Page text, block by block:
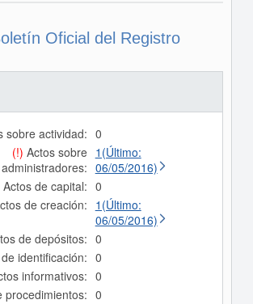
Oficial del Registro
sobre actividad: 0
(!) Actos sobre
administradores:
1(Último:
06/05/2016)
Actos de capital: 0
de creación: 1(Último:
06/05/2016)
de depósitos: 0
identificación: 0
informativos: 0
procedimientos: 0